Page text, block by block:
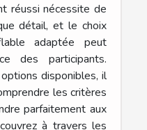
réussi nécessite de
détail, et le choix
adaptée peut
des participants.
disponibles, il
les critères
parfaitement aux
à travers les